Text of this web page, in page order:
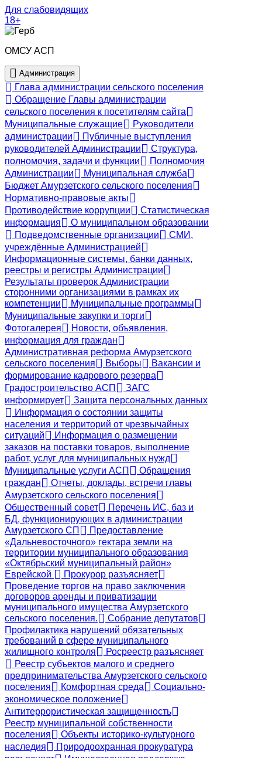
Для слабовидящих
18+
ОМСУ АСП
Администрация
Глава администрации сельского поселения
Обращение Главы администрации
сельского поселения к посетителям сайта
Муниципальные служащие
Руководители
администрации
Публичные выступления
руководителей Администрации
Структура,
полномочия, задачи и функции
Полномочия
Администрации
Муниципальная служба
Бюджет Амурзетского сельского поселения
Нормативно-правовые акты
Противодействие коррупции
Статистическая
информация
О муниципальном образовании
Подведомственные организации
СМИ,
учреждённые Администрацией
Информационные системы, банки данных,
реестры и регистры Администрации
Результаты проверок Администрации
сторонними организациями в рамках их
компетенции
Муниципальные программы
Муниципальные закупки и торги
Фотогалерея
Новости, объявления,
информация для граждан
Административная реформа Амурзетского
сельского поселения
Выборы
Вакансии и
формирование кадрового резерва
Градостроительство АСП
ЗАГС
информирует
Защита персональных данных
Информация о состоянии защиты
населения и территорий от чрезвычайных
ситуаций
Информация о размещении
заказов на поставки товаров, выполнение
работ, услуг для муниципальных нужд
Муниципальные услуги АСП
Обращения
граждан
Отчеты, доклады, встречи главы
Амурзетского сельского поселения
Общественный совет
Перечень ИС, баз и
БД, функционирующих в администрации
Амурзетского СП
Предоставление
«Дальневосточного» гектара земли на
территории муниципального образования
«Октябрьский муниципальный район»
Еврейской
Прокурор разъясняет
Проведение торгов на право заключения
договоров аренды и приватизации
муниципального имущества Амурзетского
сельского поселения.
Собрание депутатов
Профилактика нарушений обязательных
требований в сфере муниципального
жилищного контроля
Росреестр разъясняет
Реестр субъектов малого и среднего
предпринимательства Амурзетского сельского
поселения
Комфортная среда
Социально-
экономическое положение
Антитеррористическая защищенность
Реестр муниципальной собственности
поселения
Объекты историко-культурного
наследия
Природоохранная прокуратура